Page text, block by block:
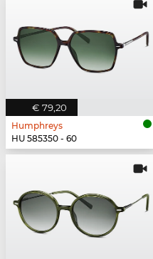
€ 79,20
Humphreys
HU 585350 - 60